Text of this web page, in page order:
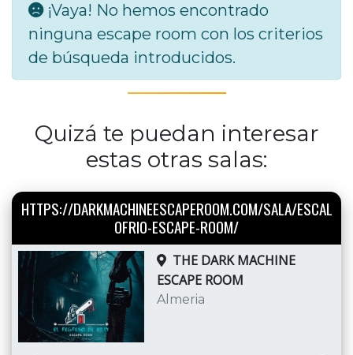
¡Vaya! No hemos encontrado
ninguna escape room con los criterios
de búsqueda introducidos.
Quizá te puedan interesar
estas otras salas:
HTTPS://DARKMACHINEESCAPEROOM.COM/SALA/ESCAL
OFRIO-ESCAPE-ROOM/
THE DARK MACHINE
ESCAPE ROOM
Almeria